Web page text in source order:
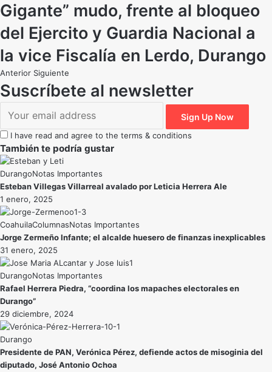
Gigante” mudo, frente al bloqueo
del Ejercito y Guardia Nacional a
la vice Fiscalía en Lerdo, Durango
Anterior Siguiente
Suscríbete al newsletter
I have read and agree to the terms & conditions
También te podría gustar
DurangoNotas Importantes
Esteban Villegas Villarreal avalado por Leticia Herrera Ale
1 enero, 2025
Coahuila
Notas Importantes
Jorge Zermeño Infante; el alcalde huesero de finanzas inexplicables
31 enero, 2025
DurangoNotas Importantes
Rafael Herrera Piedra, “coordina los mapaches electorales en
Durango”
29 diciembre, 2024
Durango
Presidente de PAN, Verónica Pérez, defiende actos de misoginia del
diputado, José Antonio Ochoa